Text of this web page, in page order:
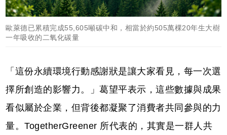
歐萊德已累積完成55,605噸碳中和，相當於約505萬棵20年生大樹
一年吸收的二氧化碳量
「這份永續環境行動感謝狀是讓大家看見，每一次選
擇所創造的影響力。」葛望平表示，這些數據與成果
看似屬於企業，但背後都凝聚了消費者共同參與的力
量。TogetherGreener 所代表的，其實是一群人共